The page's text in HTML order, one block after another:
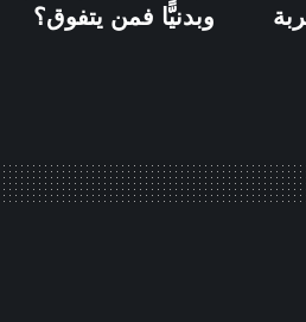
وبدنيًّا فمن يتفوق؟